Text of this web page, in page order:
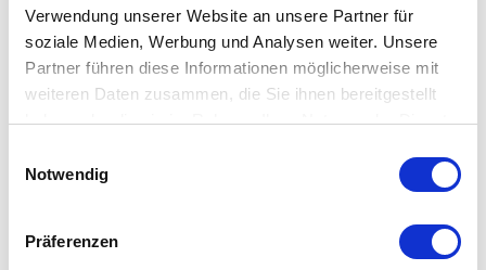
Verwendung unserer Website an unsere Partner für
soziale Medien, Werbung und Analysen weiter. Unsere
Partner führen diese Informationen möglicherweise mit
weiteren Daten zusammen, die Sie ihnen bereitgestellt
haben oder die sie im Rahmen Ihrer Nutzung der Dienste
Datenschutzerklärung
Notwendig
Präferenzen
Schweizer Holz – in einem schönen & zeitlosen Design.
Besonderheit
überwinden können
zeitloses Design